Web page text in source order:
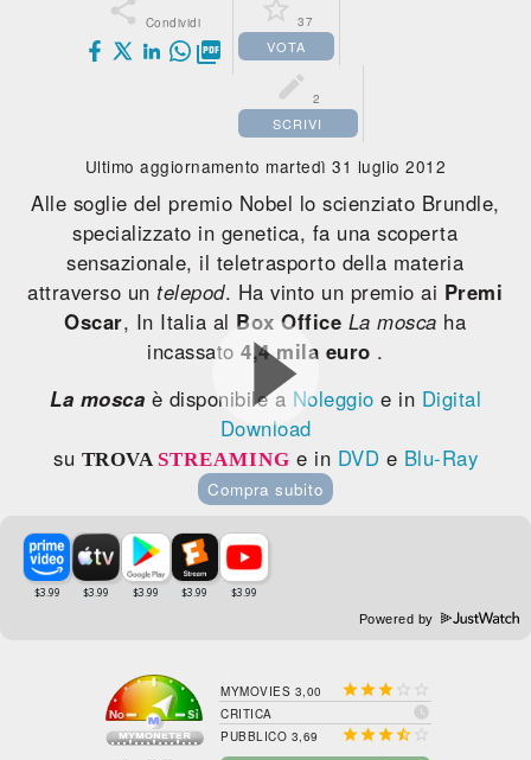
 Condividi

 37
VOTA
 2
SCRIVI
Ultimo aggiornamento martedì 31 luglio 2012
Alle soglie del premio Nobel lo scienziato Brundle,
specializzato in genetica, fa una scoperta
sensazionale, il teletrasporto della materia
attraverso untelepod. Ha vinto un premio ai Premi
Oscar, In Italia al Box Office La mosca ha
incassato4,4 mila euro .
La mosca è disponibile a Noleggio e in Digital
Download
su TROVA STREAMING e in DVD e Blu-Ray
Compra subito
Powered by
MYMOVIES 3,00   
CRITICA 
PUBBLICO 3,69  